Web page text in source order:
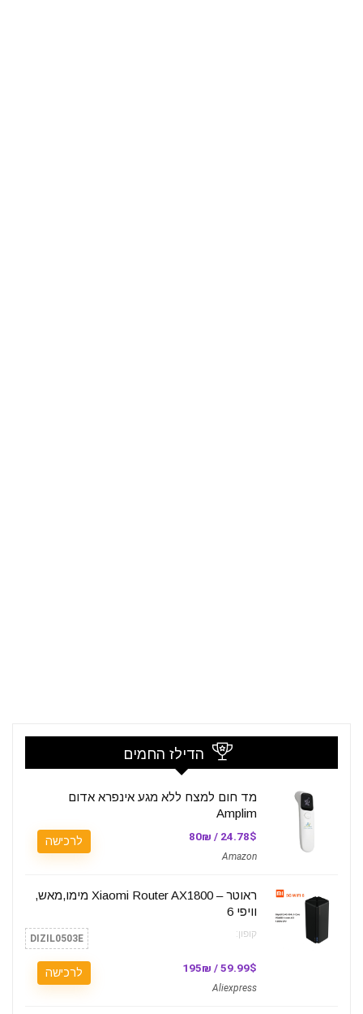
הדילז החמים
מד חום למצח ללא מגע אינפרא אדום
Amplim
24.78$ / 80₪
Amazon
לרכישה
ראוטר – Xiaomi Router AX1800 מימו,מאש,
וויפי 6
קופון: DIZIL0503E
59.99$ / 195₪
Aliexpress
לרכישה